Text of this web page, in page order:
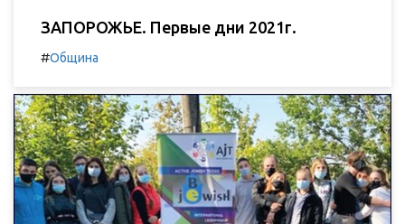
ЗАПОРОЖЬЕ. Первые дни 2021г.
#Община